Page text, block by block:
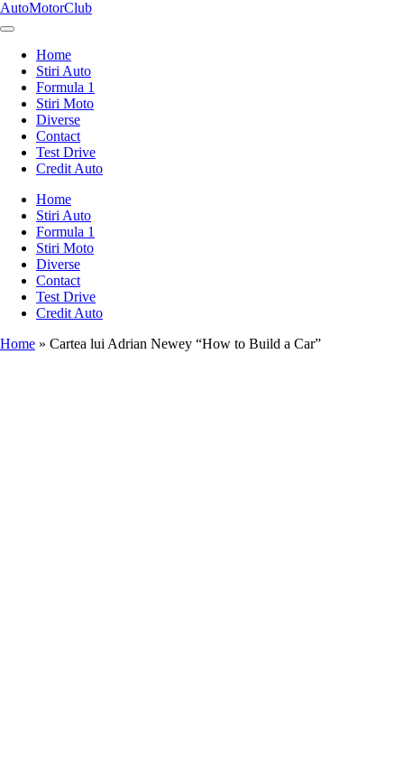
Skip
to
AutoMotorClub
Totul
masini
pasionatii
masini
Home
Stiri Auto
Formula 1
Stiri Moto
Diverse
Contact
Test Drive
Credit Auto
Home
Stiri Auto
Formula 1
Stiri Moto
Diverse
Contact
Test Drive
Credit Auto
Home » Cartea lui Adrian Newey “How to Build a Car”